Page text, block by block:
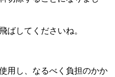
ばしてくださいね。
用し、なるべく負担のかか